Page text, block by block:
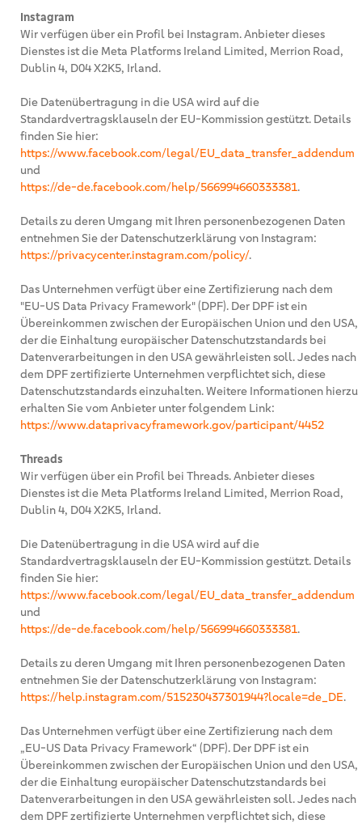
Instagram
Wir verfügen über ein Profil bei Instagram. Anbieter dieses
Dienstes ist die Meta Platforms Ireland Limited, Merrion Road,
Dublin 4, D04 X2K5, Irland.
Die Datenübertragung in die USA wird auf die
Standardvertragsklauseln der EU-Kommission gestützt. Details
finden Sie hier:
https://www.facebook.com/legal/EU_data_transfer_addendum
und
https://de-de.facebook.com/help/566994660333381.
Details zu deren Umgang mit Ihren personenbezogenen Daten
entnehmen Sie der Datenschutzerklärung von Instagram:
https://privacycenter.instagram.com/policy/.
Das Unternehmen verfügt über eine Zertifizierung nach dem
"EU-US Data Privacy Framework" (DPF). Der DPF ist ein
Übereinkommen zwischen der Europäischen Union und den USA,
der die Einhaltung europäischer Datenschutzstandards bei
Datenverarbeitungen in den USA gewährleisten soll. Jedes nach
dem DPF zertifizierte Unternehmen verpflichtet sich, diese
Datenschutzstandards einzuhalten. Weitere Informationen hierzu
erhalten Sie vom Anbieter unter folgendem Link:
https://www.dataprivacyframework.gov/participant/4452
Threads
Wir verfügen über ein Profil bei Threads. Anbieter dieses
Dienstes ist die Meta Platforms Ireland Limited, Merrion Road,
Dublin 4, D04 X2K5, Irland.
Die Datenübertragung in die USA wird auf die
Standardvertragsklauseln der EU-Kommission gestützt. Details
finden Sie hier:
https://www.facebook.com/legal/EU_data_transfer_addendum
und
https://de-de.facebook.com/help/566994660333381.
Details zu deren Umgang mit Ihren personenbezogenen Daten
entnehmen Sie der Datenschutzerklärung von Instagram:
https://help.instagram.com/515230437301944?locale=de_DE.
Das Unternehmen verfügt über eine Zertifizierung nach dem
„EU-US Data Privacy Framework“ (DPF). Der DPF ist ein
Übereinkommen zwischen der Europäischen Union und den USA,
der die Einhaltung europäischer Datenschutzstandards bei
Datenverarbeitungen in den USA gewährleisten soll. Jedes nach
dem DPF zertifizierte Unternehmen verpflichtet sich, diese